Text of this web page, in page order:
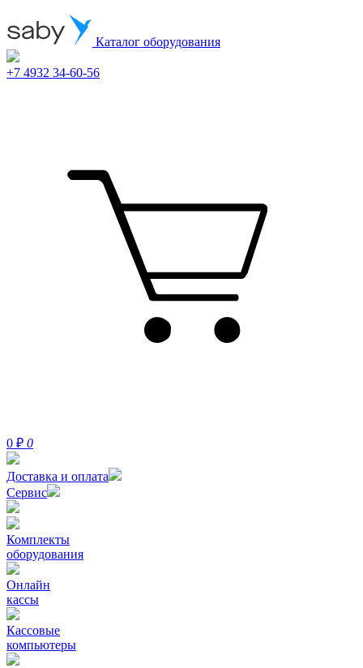
Каталог оборудования
+7 4932 34-60-56
0 ₽ 0
Доставка и оплата
Сервис
Комплекты
оборудования
Онлайн
кассы
Кассовые
компьютеры